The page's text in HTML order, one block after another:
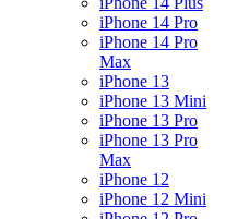
iPhone 14 Pro
iPhone 14 Pro
Max
iPhone 13
iPhone 13 Mini
iPhone 13 Pro
iPhone 13 Pro
Max
iPhone 12
iPhone 12 Mini